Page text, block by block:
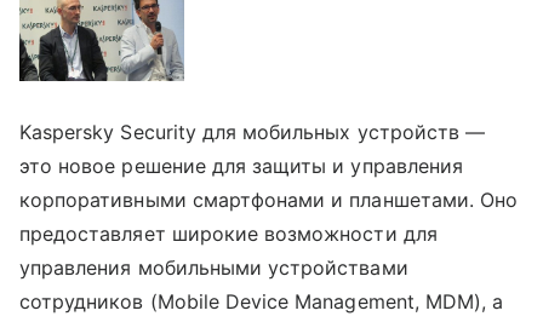
Kaspersky Security для мобильных устройств —
это новое решение для защиты и управления
корпоративными смартфонами и планшетами. Оно
предоставляет широкие возможности для
управления мобильными устройствами
сотрудников (Mobile Device Management, MDM), а